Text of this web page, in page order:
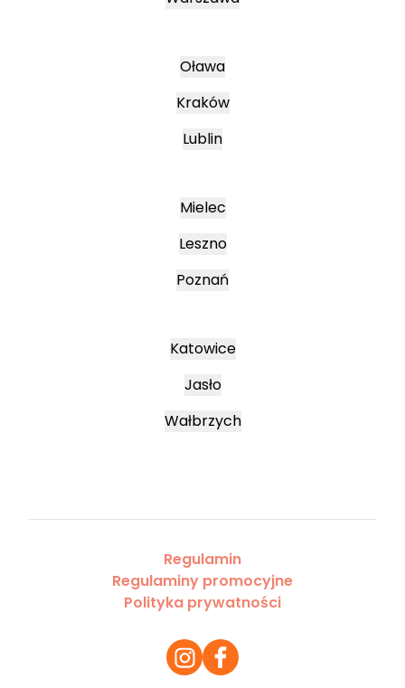
Oława
Kraków
Lublin
Mielec
Leszno
Poznań
Katowice
Jasło
Wałbrzych
Regulamin
Regulaminy promocyjne
Polityka prywatności